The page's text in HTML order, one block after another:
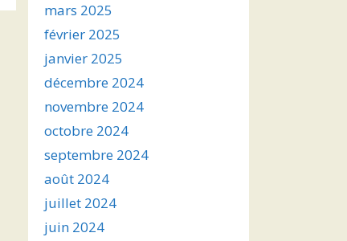
mars 2025
février 2025
janvier 2025
décembre 2024
novembre 2024
octobre 2024
septembre 2024
août 2024
juillet 2024
juin 2024